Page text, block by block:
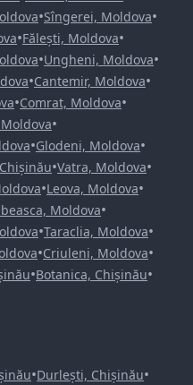
•Sîngerei, Moldova•
•Fălești, Moldova•
•Ungheni, Moldova•
•Cantemir, Moldova•
•Comrat, Moldova•
•
•Glodeni, Moldova•
•Vatra, Moldova•
•Leova, Moldova•
Moldova•
•Taraclia, Moldova•
•Criuleni, Moldova•
•Botanica, Chișinău•
•Durlești, Chișinău•